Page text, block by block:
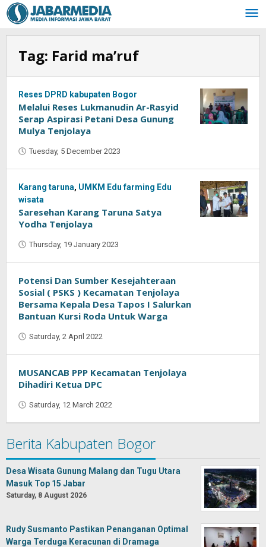
Skip
to
content
Tag: Farid ma’ruf
Reses DPRD kabupaten Bogor
Melalui Reses Lukmanudin Ar-Rasyid
Serap Aspirasi Petani Desa Gunung
Mulya Tenjolaya
Tuesday, 5 December 2023
Karang taruna, UMKM Edu farming Edu
wisata
Saresehan Karang Taruna Satya
Yodha Tenjolaya
Thursday, 19 January 2023
Potensi Dan Sumber Kesejahteraan
Sosial ( PSKS ) Kecamatan Tenjolaya
Bersama Kepala Desa Tapos I Salurkan
Bantuan Kursi Roda Untuk Warga
Saturday, 2 April 2022
MUSANCAB PPP Kecamatan Tenjolaya
Dihadiri Ketua DPC
Saturday, 12 March 2022
Berita Kabupaten Bogor
Desa Wisata Gunung Malang dan Tugu Utara
Masuk Top 15 Jabar
Saturday, 8 August 2026
Rudy Susmanto Pastikan Penanganan Optimal
Warga Terduga Keracunan di Dramaga